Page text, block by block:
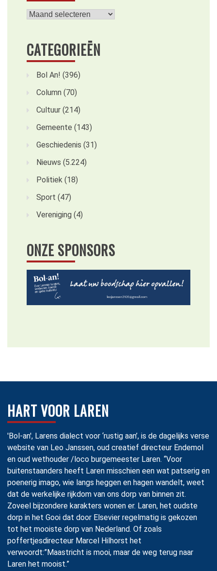
Archieven
CATEGORIEËN
Bol An! (396)
Column (70)
Cultuur (214)
Gemeente (143)
Geschiedenis (31)
Nieuws (5.224)
Politiek (18)
Sport (47)
Vereniging (4)
ONZE SPONSORS
HART VOOR LAREN
'Bol-an', Larens dialect voor ‘rustig aan’, is de dagelijks verse
website van Leo Janssen, oud creatief directeur Endemol
en oud wethouder /loco burgemeester Laren. “Voor
buitenstaanders heeft Laren misschien een wat patserig en
poenerig imago, wie langs heggen en hagen wandelt, weet
dat de werkelijke rijkdom van ons dorp van binnen zit.
Zoveel bijzondere karakters wonen er. Laren, het oudste
dorp in het Gooi dat door Elsevier regelmatig is gekozen
tot het mooiste dorp van Nederland. Of zoals
poffertjesdirecteur Marcel Hilhorst het
verwoordt:”Maastricht is mooi, maar de weg terug naar
Laren het mooist.”